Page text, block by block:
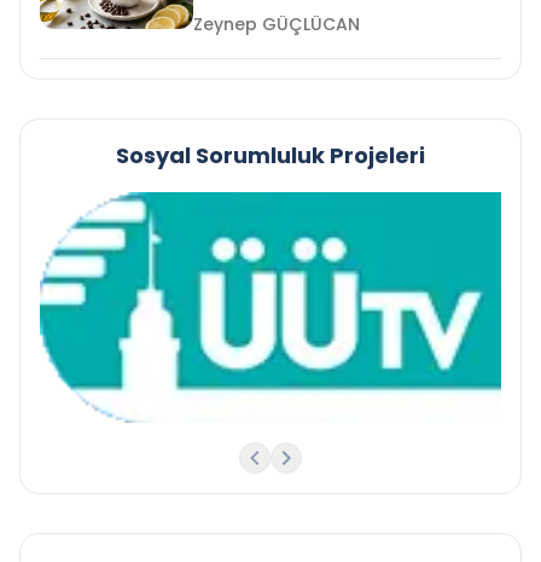
Zeynep GÜÇLÜCAN
Sosyal Sorumluluk Projeleri